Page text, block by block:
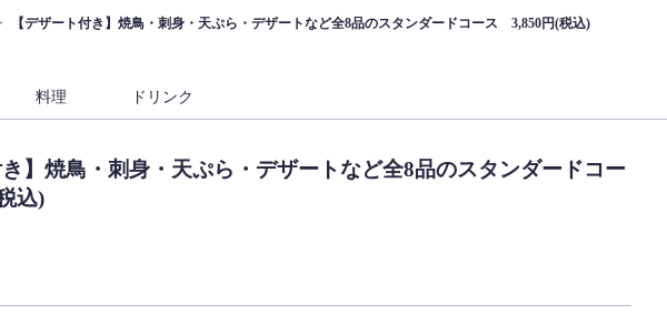
【デザート付き】焼鳥・刺身・天ぷら・デザートなど全8品のスタンダードコース 3,850円(税込)
料理 ドリンク
き】焼鳥・刺身・天ぷら・デザートなど全8品のスタンダードコー
込)